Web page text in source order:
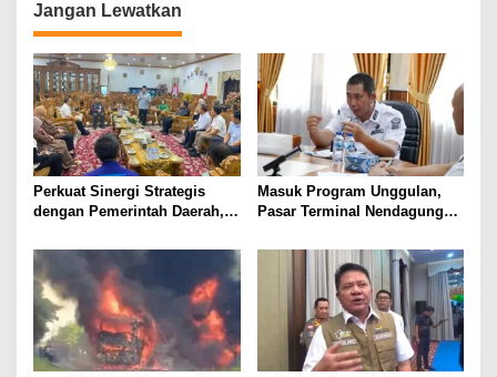
a
s
i
p
o
s
Jangan Lewatkan
Perkuat Sinergi Strategis
dengan Pemerintah Daerah,
Akselerasi Perekonomian
Kabupaten Lahat
Masuk Program Unggulan,
Pasar Terminal Nendagung
Demi Kebaikan Bersama